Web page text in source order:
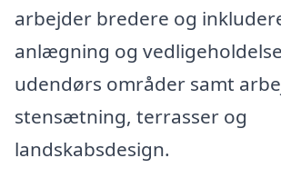
arbejder bredere og
anlægning og
udendørs områder samt
stensætning, terrasser og
landskabsdesign.